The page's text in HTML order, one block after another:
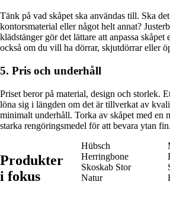
Tänk på vad skåpet ska användas till. Ska
kontorsmaterial eller något helt annat?
klädstänger gör det lättare att anpassa
också om du vill ha dörrar, skjutdörrar eller
5. Pris och underhåll
Priset beror på material, design och storlek.
löna sig i längden om det är tillverkat av
minimalt underhåll. Torka av skåpet med en
starka rengöringsmedel för att bevara ytan fin.
Produkter
i fokus
Hübsch
Herringbone
Skoskab Stor
Natur